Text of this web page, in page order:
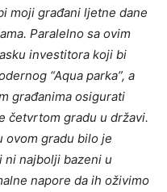
moji građani ljetne dane
Paralelno sa ovim
investitora koji bi
“Aqua parka”, a
građanima osigurati
četvrtom gradu u državi.
ovom gradu bilo je
ni najbolji bazeni u
napore da ih oživimo